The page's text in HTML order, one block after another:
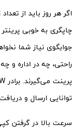
اگر هر روز باید از
جوابگوی نیاز شما
راحتی، چه در اداره و
توانایی ارسال و
سرعت بالا در گرفتن